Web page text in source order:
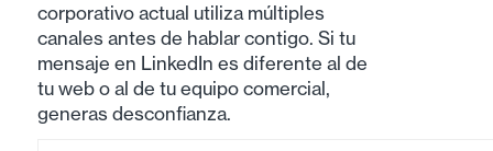
corporativo actual utiliza múltiples
canales antes de hablar contigo. Si tu
mensaje en LinkedIn es diferente al de
tu web o al de tu equipo comercial,
generas desconfianza.